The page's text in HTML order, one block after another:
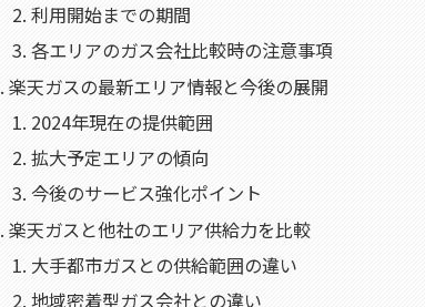
利用開始までの期間
各エリアのガス会社比較時の注意事項
楽天ガスの最新エリア情報と今後の展開
2024年現在の提供範囲
拡大予定エリアの傾向
今後のサービス強化ポイント
楽天ガスと他社のエリア供給力を比較
大手都市ガスとの供給範囲の違い
地域密着型ガス会社との違い